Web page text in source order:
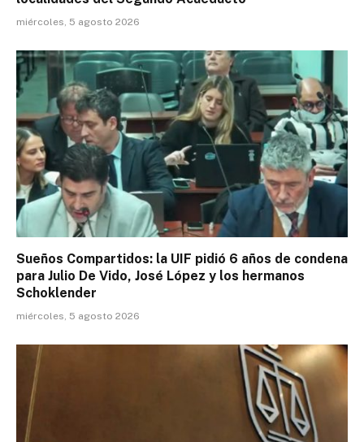
miércoles, 5 agosto 2026
Sueños Compartidos: la UIF pidió 6 años de condena
para Julio De Vido, José López y los hermanos
Schoklender
miércoles, 5 agosto 2026